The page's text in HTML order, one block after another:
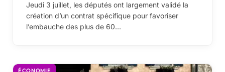
Jeudi 3 juillet, les députés ont largement validé la
création d’un contrat spécifique pour favoriser
l’embauche des plus de 60…